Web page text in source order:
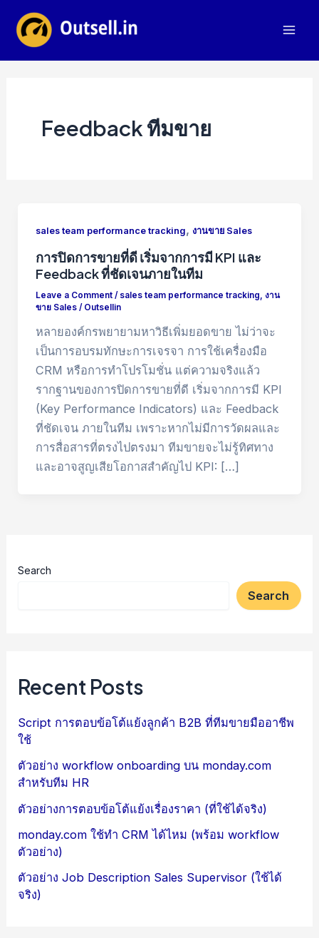
content
Feedback ทีมขาย
sales team performance tracking, งานขาย Sales
การปิดการขายที่ดี เริ่มจากการมี KPI และ
Feedback ที่ชัดเจนภายในทีม
Leave a Comment / sales team performance tracking, งาน
ขาย Sales/ Outsellin
หลายองค์กรพยายามหาวิธีเพิ่มยอดขาย ไม่ว่าจะ
เป็นการอบรมทักษะการเจรจา การใช้เครื่องมือ
CRM หรือการทำโปรโมชั่น แต่ความจริงแล้ว
รากฐานของการปิดการขายที่ดี เริ่มจากการมี KPI
(Key Performance Indicators) และ Feedback
ที่ชัดเจน ภายในทีม เพราะหากไม่มีการวัดผลและ
การสื่อสารที่ตรงไปตรงมา ทีมขายจะไม่รู้ทิศทาง
และอาจสูญเสียโอกาสสำคัญไป KPI: […]
Search
Search
Recent Posts
Script การตอบข้อโต้แย้งลูกค้า B2B ที่ทีมขายมืออาชีพ
ใช้
ตัวอย่าง workflow onboarding บน monday.com
สำหรับทีม HR
ตัวอย่างการตอบข้อโต้แย้งเรื่องราคา (ที่ใช้ได้จริง)
monday.com ใช้ทำ CRM ได้ไหม (พร้อม workflow
ตัวอย่าง)
ตัวอย่าง Job Description Sales Supervisor (ใช้ได้
จริง)